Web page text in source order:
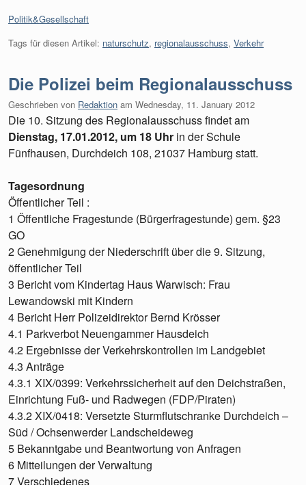
Kategorien:
Politik&Gesellschaft
Tags für diesen Artikel: naturschutz, regionalausschuss, Verkehr
Die Polizei beim Regionalausschuss
Geschrieben von Redaktion am Wednesday, 11. January 2012
Die 10. Sitzung des Regionalausschuss findet am
Dienstag, 17.01.2012, um 18 Uhr in der Schule
Fünfhausen, Durchdeich 108, 21037 Hamburg statt.
Tagesordnung
Öffentlicher Teil :
1 Öffentliche Fragestunde (Bürgerfragestunde) gem. §23
GO
2 Genehmigung der Niederschrift über die 9. Sitzung,
öffentlicher Teil
3 Bericht vom Kindertag Haus Warwisch: Frau
Lewandowski mit Kindern
4 Bericht Herr Polizeidirektor Bernd Krösser
4.1 Parkverbot Neuengammer Hausdeich
4.2 Ergebnisse der Verkehrskontrollen im Landgebiet
4.3 Anträge
4.3.1 XIX/0399: Verkehrssicherheit auf den Deichstraßen,
Einrichtung Fuß- und Radwegen (FDP/Piraten)
4.3.2 XIX/0418: Versetzte Sturmflutschranke Durchdeich –
Süd / Ochsenwerder Landscheideweg
5 Bekanntgabe und Beantwortung von Anfragen
6 Mitteilungen der Verwaltung
7 Verschiedenes